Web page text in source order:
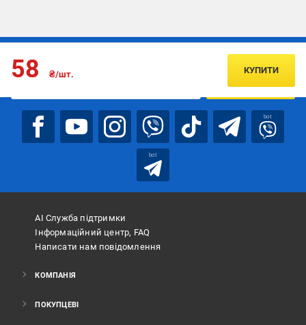
58 ₴/шт. КУПИТИ
Підписуйтесь, щоб дізнаватись першим про акції та пропозиції
ПІДПИСАТИСЯ
bot
bot
АІ Служба підтримки
Інформаційний центр, FAQ
Написати нам повідомлення
КОМПАНІЯ
ПОКУПЦЕВІ